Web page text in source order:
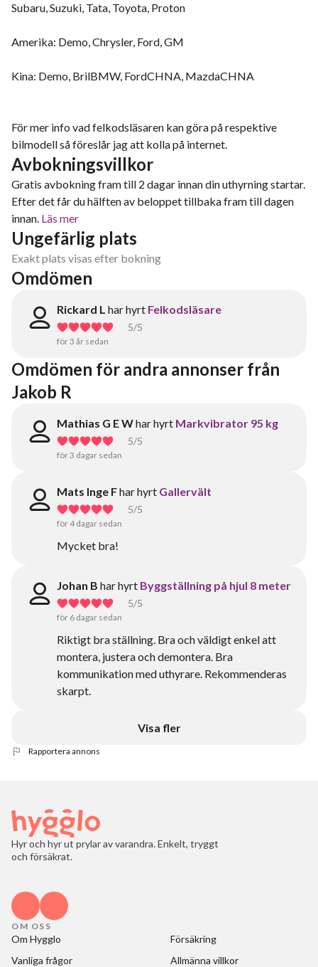
Subaru, Suzuki, Tata, Toyota, Proton
Amerika: Demo, Chrysler, Ford, GM
Kina: Demo, BrilBMW, FordCHNA, MazdaCHNA
För mer info vad felkodsläsaren kan göra på respektive
bilmodell så föreslår jag att kolla på internet.
Avbokningsvillkor
Gratis avbokning fram till 2 dagar innan din uthyrning startar.
Efter det får du hälften av beloppet tillbaka fram till dagen
innan. Läs mer
Ungefärlig plats
Exakt plats visas efter bokning
Omdömen
Rickard L har hyrt Felkodsläsare
5/5
för 3 år sedan
Omdömen för andra annonser från
Jakob R
Mathias G E Whar hyrt Markvibrator 95 kg
5/5
för 3 dagar sedan
Mats Inge Fhar hyrt Gallervält
5/5
för 4 dagar sedan
Mycket bra!
Johan B har hyrt Byggställning på hjul 8 meter
5/5
för 6 dagar sedan
Riktigt bra ställning. Bra och väldigt enkel att
montera, justera och demontera. Bra
kommunikation med uthyrare. Rekommenderas
skarpt.
Visa fler
Rapportera annons
Hyr och hyr ut prylar av varandra. Enkelt, tryggt
och försäkrat.
OM OSS
Om Hygglo
Försäkring
Vanliga frågor
Allmänna villkor